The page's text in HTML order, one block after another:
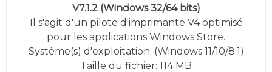
V7.1.2 (Windows 32/64 bits)
Il s'agit d'un pilote d'imprimante V4 optimisé
pour les applications Windows Store.
Système(s) d'exploitation: (Windows 11/10/8.1)
Taille du fichier: 114 MB